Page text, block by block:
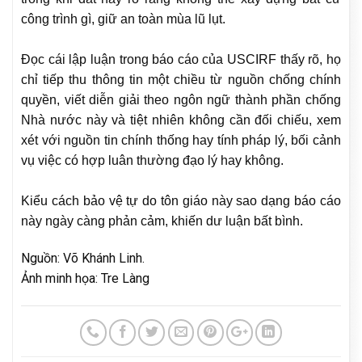
công trình gì, giữ an toàn mùa lũ lụt.
Đọc cái lập luận trong báo cáo của USCIRF thấy rõ, họ
chỉ tiếp thu thông tin một chiều từ nguồn chống chính
quyền, viết diễn giải theo ngôn ngữ thành phần chống
Nhà nước này và tiệt nhiên không cần đối chiếu, xem
xét với nguồn tin chính thống hay tính pháp lý, bối cảnh
vụ việc có hợp luân thường đạo lý hay không.
Kiểu cách bảo vệ tự do tôn giáo này sao dạng báo cáo
này ngày càng phản cảm, khiến dư luận bất bình.
Nguồn: Võ Khánh Linh.
Ảnh minh họa: Tre Làng